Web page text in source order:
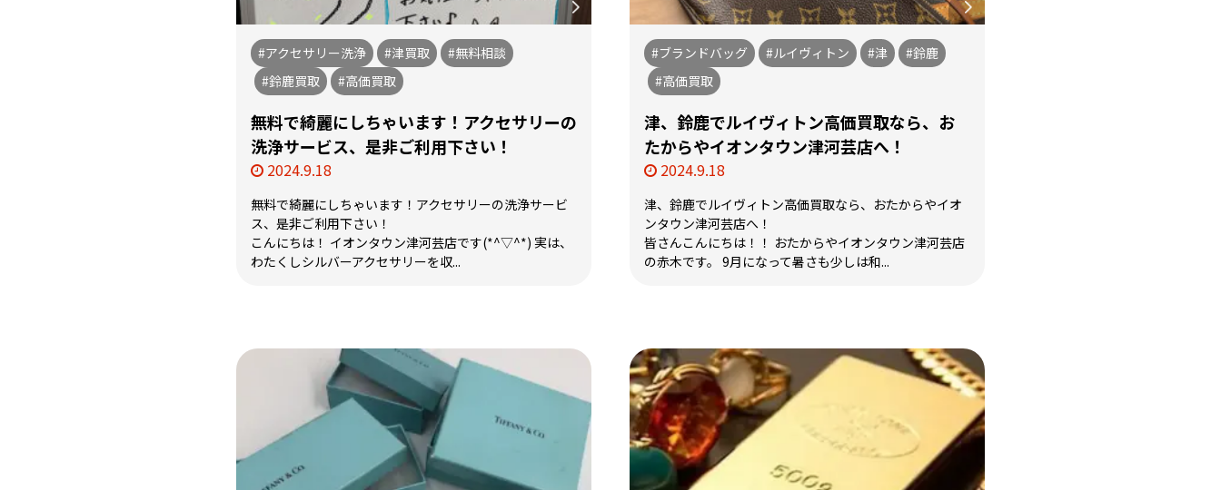
#アクセサリー洗浄 #津買取
#無料相談
#鈴鹿買取
#高価買取
無料で綺麗にしちゃいます！アクセサリーの
洗浄サービス、是非ご利用下さい！
2024.9.18
無料で綺麗にしちゃいます！アクセサリーの洗浄サービ
ス、是非ご利用下さい！
こんにちは！ イオンタウン津河芸店です(*^▽^*) 実は、
わたくしシルバーアクセサリーを収...
#ブランドバッグ #ルイヴィトン #津
#鈴鹿
#高価買取
津、鈴鹿でルイヴィトン高価買取なら、お
たからやイオンタウン津河芸店へ！
2024.9.18
津、鈴鹿でルイヴィトン高価買取なら、おたからやイオ
ンタウン津河芸店へ！
皆さんこんにちは！！ おたからやイオンタウン津河芸店
の赤木です。 9月になって暑さも少しは和...